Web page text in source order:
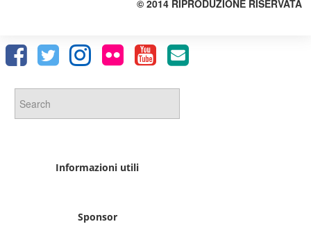
© 2014 RIPRODUZIONE RISERVATA
Informazioni utili
Sponsor